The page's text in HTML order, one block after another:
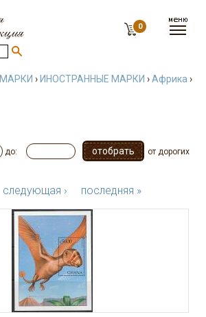
0
МАРКИ › ИНОСТРАННЫЕ МАРКИ ›Африка ›
до:
от дорогих
следующая › последняя »